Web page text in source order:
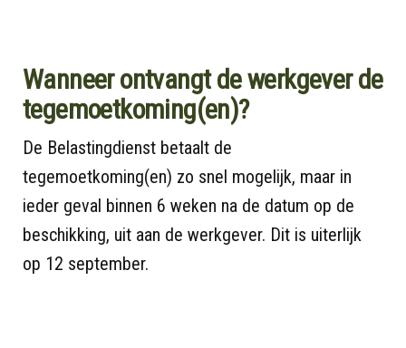
Wanneer ontvangt de werkgever de
tegemoetkoming(en)?
De Belastingdienst betaalt de
tegemoetkoming(en) zo snel mogelijk, maar in
ieder geval binnen 6 weken na de datum op de
beschikking, uit aan de werkgever. Dit is uiterlijk
op 12 september.